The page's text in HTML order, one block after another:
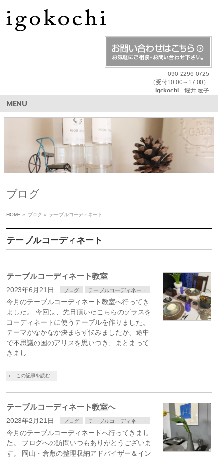
090-2296-0725
（受付10:00～17:00）
igokochi堀井 紘子
MENU
ブログ
HOME » ブログ » テーブルコーディネート
テーブルコーディネート
テーブルコーディネート教室
2023年6月21日 ブログ テーブルコーディネート
今月のテーブルコーディネート教室へ行ってき
ました。 今回は、先日頂いたこちらのグラスを
コーディネートに使うテーブルを作りました。
テーマがなかなか決まらず悩みましたが、途中
で不思議の国のアリスを思いつき、まとまって
きまし …
この記事を読む
テーブルコーディネート教室へ
2023年2月21日 ブログ テーブルコーディネート
今月のテーブルコーディネートへ行ってきまし
た。 ブログへの訪問いつもありがとうございま
す。 岡山・倉敷の整理収納アドバイザー＆イン